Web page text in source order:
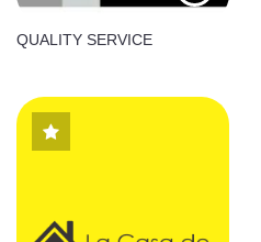
QUALITY SERVICE